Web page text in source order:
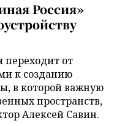
Россия»
переходит от
к созданию
в которой важную
пространств,
Алексей Савин.